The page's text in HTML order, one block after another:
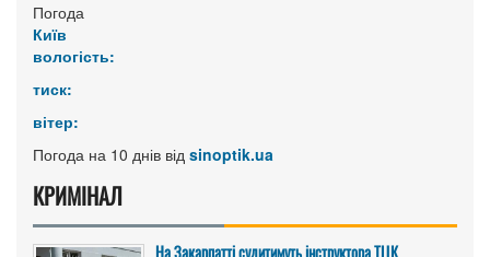
Погода
Київ
вологість:
тиск:
вітер:
Погода на 10 днів від sinoptik.ua
КРИМІНАЛ
На Закарпатті судитимуть інструктора ТЦК,